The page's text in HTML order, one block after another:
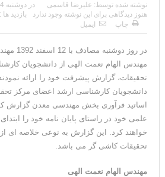
نوشته شده توسط: علیرضا قاسمی در دوشنبه 14 دی 1394
هنوز دیدگاهی برای این نوشته وجود ندارد
بازدید ها : 2,333
چاپ
ایمیل
در روز
مهندس الهام نعمت الهی از دانشجویان
تحقیقات، گزارش پیشرفت خود را ارائه
دانشجویان کارشناسی ارشد اعضای مرکز
اساتید فرآوری بخش مهندسی معدن گزارش
علمی خود در راستای پایان نامه خود را
خواهند کرد. این گزارش به نوعی خلاصه ای
تحقیقات کاشی گر می باشد.
مهندس الهام نعمت الهی